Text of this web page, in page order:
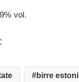
vol.
birre estoni